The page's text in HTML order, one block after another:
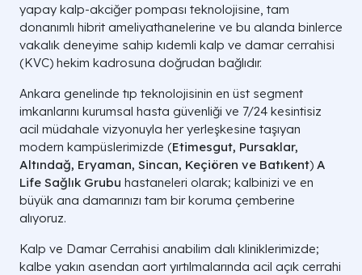
yapay kalp-akciğer pompası teknolojisine, tam
donanımlı hibrit ameliyathanelerine ve bu alanda binlerce
vakalık deneyime sahip kıdemli kalp ve damar cerrahisi
(KVC) hekim kadrosuna doğrudan bağlıdır.
Ankara genelinde tıp teknolojisinin en üst segment
imkanlarını kurumsal hasta güvenliği ve 7/24 kesintisiz
acil müdahale vizyonuyla her yerleşkesine taşıyan
modern kampüslerimizde (Etimesgut, Pursaklar,
Altındağ, Eryaman, Sincan, Keçiören ve Batıkent) A
Life Sağlık Grubu hastaneleri olarak; kalbinizi ve en
büyük ana damarınızı tam bir koruma çemberine
alıyoruz.
Kalp ve Damar Cerrahisi anabilim dalı kliniklerimizde;
kalbe yakın asendan aort yırtılmalarında acil açık cerrahi